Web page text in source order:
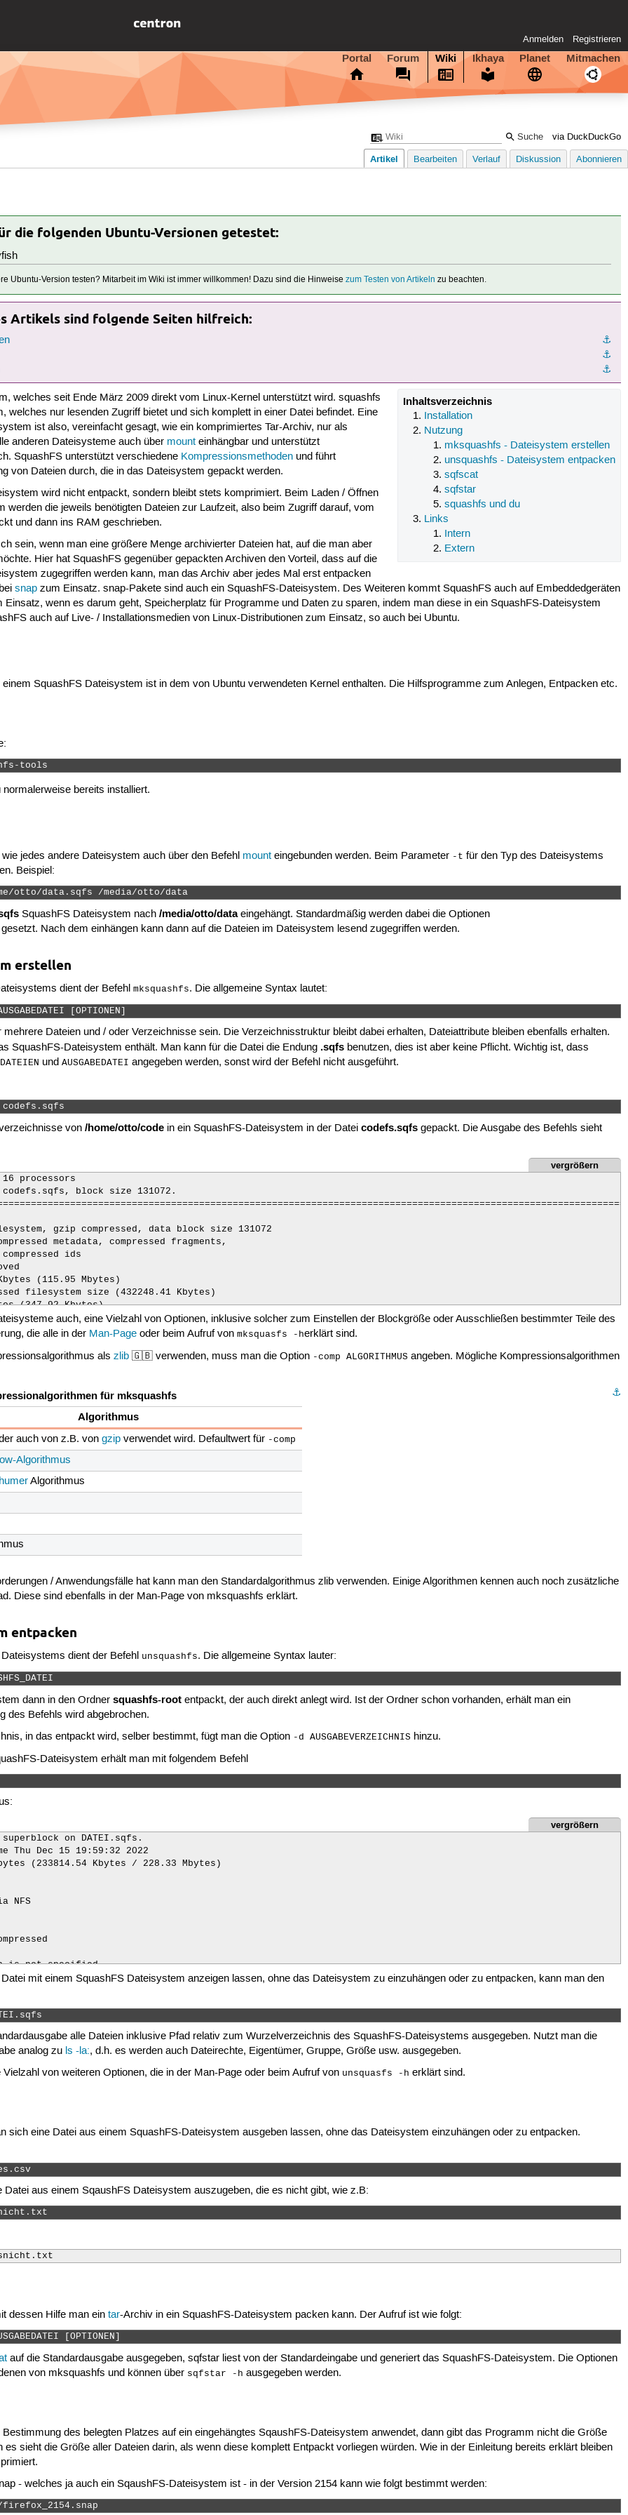
Anmelden Registrieren
Portal Forum Wiki Ikhaya Planet Mitmachen
via DuckDuckGo
Artikel Bearbeiten Verlauf Diskussion Abonnieren
die folgenden Ubuntu-Versionen getestet:
Ubuntu-Version testen? Mitarbeit im Wiki ist immer willkommen! Dazu sind die Hinweisezum Testen von Artikeln zu beachten.
Artikels sind folgende Seiten hilfreich:
⚓︎
⚓︎
⚓︎
Inhaltsverzeichnis
Installation
Nutzung
mksquashfs - Dateisystem erstellen
unsquashfs - Dateisystem entpacken
sqfscat
sqfstar
squashfs und du
Links
Intern
Extern
welches seit Ende März 2009 direkt vom Linux-Kernel unterstützt wird. squashfs
welches nur lesenden Zugriff bietet und sich komplett in einer Datei befindet. Eine
ist also, vereinfacht gesagt, wie ein komprimiertes Tar-Archiv, nur als
anderen Dateisysteme auch über mount einhängbar und unterstützt
SquashFS unterstützt verschiedene Kompressionsmethoden und führt
von Dateien durch, die in das Dateisystem gepackt werden.
wird nicht entpackt, sondern bleibt stets komprimiert. Beim Laden / Öffnen
werden die jeweils benötigten Dateien zur Laufzeit, also beim Zugriff darauf, vom
und dann ins RAM geschrieben.
sein, wenn man eine größere Menge archivierter Dateien hat, auf die man aber
Hier hat SquashFS gegenüber gepackten Archiven den Vorteil, dass auf die
zugegriffen werden kann, man das Archiv aber jedes Mal erst entpacken
snap zum Einsatz. snap-Pakete sind auch ein SquashFS-Dateisystem. Des Weiteren kommt SquashFS auch auf Embeddedgeräten
wenn es darum geht, Speicherplatz für Programme und Daten zu sparen, indem man diese in ein SquashFS-Dateisystem
auch auf Live- / Installationsmedien von Linux-Distributionen zum Einsatz, so auch bei Ubuntu.
SquashFS Dateisystem ist in dem von Ubuntu verwendeten Kernel enthalten. Die Hilfsprogramme zum Anlegen, Entpacken etc.
tools
bereits installiert.
jedes andere Dateisystem auch über den Befehl mount eingebunden werden. Beim Parameter -t für den Typ des Dateisystems
Beispiel:
otto/data.sqfs /media/otto/data
SquashFS Dateisystem nach/media/otto/dataeingehängt. Standardmäßig werden dabei die Optionen
gesetzt. Nach dem einhängen kann dann auf die Dateien im Dateisystem lesend zugegriffen werden.
erstellen
dient der Befehlmksquashfs. Die allgemeine Syntax lautet:
[OPTIONEN]
mehrere Dateien und / oder Verzeichnisse sein. Die Verzeichnisstruktur bleibt dabei erhalten, Dateiattribute bleiben ebenfalls erhalten.
SquashFS-Dateisystem enthält. Man kann für die Datei die Endung .sqfs benutzen, dies ist aber keine Pflicht. Wichtig ist, dass
undAUSGABEDATEI angegeben werden, sonst wird der Befehl nicht ausgeführt.
codefs.sqfs
von/home/otto/code in ein SquashFS-Dateisystem in der Dateicodefs.sqfs gepackt. Die Ausgabe des Befehls sieht
vergrößern
processors
block size 131072.
gzip compressed, data block size 131072
(115.95 Mbytes)
(347.92 Kbytes)
bytes (322.27 Kbytes)
8401
+ gids) 1
auch, eine Vielzahl von Optionen, inklusive solcher zum Einstellen der Blockgröße oder Ausschließen bestimmter Teile des
die alle in der Man-Page oder beim Aufruf vonmksquasfs -herklärt sind.
alszlib 🇬🇧 verwenden, muss man die Option -comp ALGORITHMUS angeben. Mögliche Kompressionsalgorithmen
⚓︎
für mksquashfs
Algorithmus
auch von z.B. vongzip verwendet wird. Defaultwert für -comp
Algorithmus
Algorithmus
/ Anwendungsfälle hat kann man den Standardalgorithmus zlib verwenden. Einige Algorithmen kennen auch noch zusätzliche
Diese sind ebenfalls in der Man-Page von mksquashfs erklärt.
entpacken
dient der Befehl unsquashfs. Die allgemeine Syntax lauter:
dann in den Ordnersquashfs-root entpackt, der auch direkt anlegt wird. Ist der Ordner schon vorhanden, erhält man ein
des Befehls wird abgebrochen.
in das entpackt wird, selber bestimmt, fügt man die Option -d AUSGABEVERZEICHNIS hinzu.
Dateisystem erhält man mit folgendem Befehl
vergrößern
superblock on DATEI.sqfs.
Thu Dec 15 19:59:32 2022
(233814.54 Kbytes / 228.33 Mbytes)
NFS
is not specified
mit einem SquashFS Dateisystem anzeigen lassen, ohne das Dateisystem zu einzuhängen oder zu entpacken, kann man den
alle Dateien inklusive Pfad relativ zum Wurzelverzeichnis des SquashFS-Dateisystems ausgegeben. Nutzt man die
analog zu ls -la:, d.h. es werden auch Dateirechte, Eigentümer, Gruppe, Größe usw. ausgegeben.
von weiteren Optionen, die in der Man-Page oder beim Aufruf von unsquasfs -h erklärt sind.
sich eine Datei aus einem SquashFS-Dateisystem ausgeben lassen, ohne das Dateisystem einzuhängen oder zu entpacken.
aus einem SqaushFS Dateisystem auszugeben, die es nicht gibt, wie z.B:
dessen Hilfe man eintar-Archiv in ein SquashFS-Dateisystem packen kann. Der Aufruf ist wie folgt:
[OPTIONEN]
auf die Standardausgabe ausgegeben, sqfstar liest von der Standardeingabe und generiert das SquashFS-Dateisystem. Die Optionen
von mksquashfs und können über sqfstar -h ausgegeben werden.
Bestimmung des belegten Platzes auf ein eingehängtes SqaushFS-Dateisystem anwendet, dann gibt das Programm nicht die Größe
sieht die Größe aller Dateien darin, als wenn diese komplett Entpackt vorliegen würden. Wie in der Einleitung bereits erklärt bleiben
- welches ja auch ein SqaushFS-Dateisystem ist - in der Version 2154 kann wie folgt bestimmt werden: